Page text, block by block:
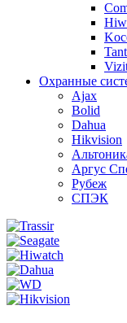
Охранные
Ajax
Bolid
Dahua
Hikvision
Аргус
Рубеж
СПЭК